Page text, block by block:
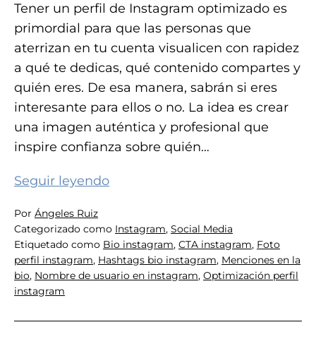
Tener un perfil de Instagram optimizado es
primordial para que las personas que
aterrizan en tu cuenta visualicen con rapidez
a qué te dedicas, qué contenido compartes y
quién eres. De esa manera, sabrán si eres
interesante para ellos o no. La idea es crear
una imagen auténtica y profesional que
inspire confianza sobre quién…
Seguir leyendoCómo
perfil
de
Instagram
5
Por Ángeles Ruiz
Categorizado como Instagram, Social Media
Etiquetado como Bio instagram, CTA instagram, Foto
perfil instagram, Hashtags bio instagram, Menciones en la
bio, Nombre de usuario en instagram, Optimización perfil
instagram